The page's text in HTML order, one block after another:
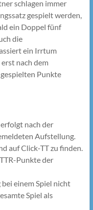
schlagen immer
gespielt werden,
ein Doppel fünf
die
ein Irrtum
nach dem
Punkte
nach der
Aufstellung.
auf Click-TT zu finden.
Punkte der
einem Spiel nicht
Spiel als